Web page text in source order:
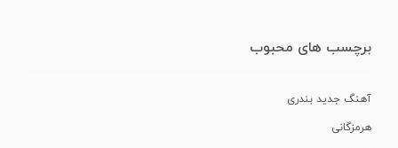
برچسب های محبوب
آهنگ جدید بندری
هرمزگانی